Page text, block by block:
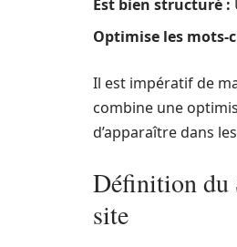
Est bien structuré :
Optimise les mots-
Il est impératif de
combine une
d’apparaître dans
Définition du
site